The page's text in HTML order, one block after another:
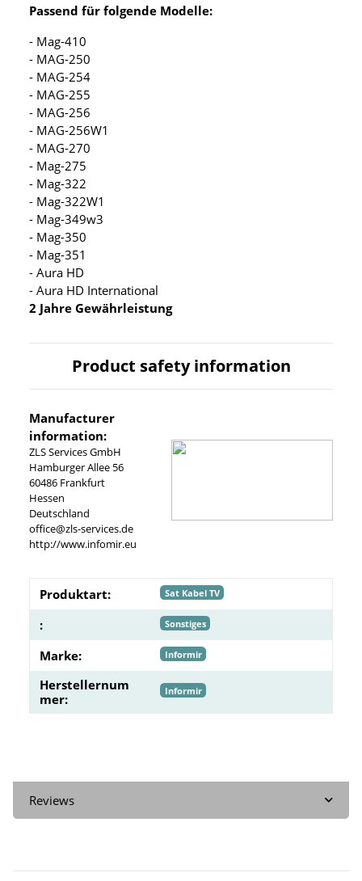
Passend für folgende Modelle:
- Mag-410
- MAG-250
- MAG-254
- MAG-255
- MAG-256
- MAG-256W1
- MAG-270
- Mag-275
- Mag-322
- Mag-322W1
- Mag-349w3
- Mag-350
- Mag-351
- Aura HD
- Aura HD International
2 Jahre Gewährleistung
Product safety information
Manufacturer
information:
ZLS Services GmbH
Hamburger Allee 56
60486 Frankfurt
Hessen
Deutschland
office@zls-services.de
http://www.infomir.eu
Produktart: Sat Kabel TV
: Sonstiges
Marke: Informir
Herstellernum
mer:
Informir
Reviews